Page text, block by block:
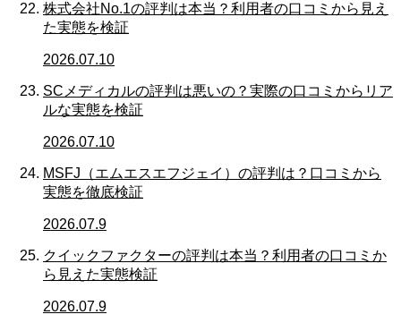
株式会社No.1の評判は本当？利用者の口コミから見え
た実態を検証
2026.07.10
SCメディカルの評判は悪いの？実際の口コミからリア
ルな実態を検証
2026.07.10
MSFJ（エムエスエフジェイ）の評判は？口コミから
実態を徹底検証
2026.07.9
クイックファクターの評判は本当？利用者の口コミか
ら見えた実態検証
2026.07.9